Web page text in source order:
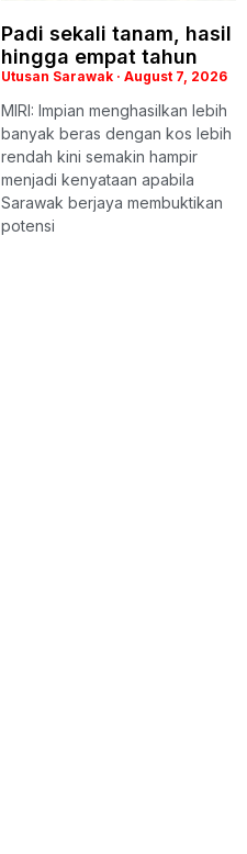
Padi sekali tanam, hasil
hingga empat tahun
Utusan Sarawak August 7, 2026
MIRI: Impian menghasilkan lebih
banyak beras dengan kos lebih
rendah kini semakin hampir
menjadi kenyataan apabila
Sarawak berjaya membuktikan
potensi